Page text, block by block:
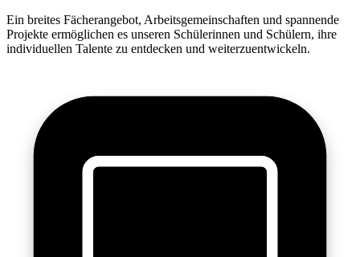
Ein breites Fächerangebot, Arbeitsgemeinschaften und spannende
Projekte ermöglichen es unseren Schülerinnen und Schülern, ihre
individuellen Talente zu entdecken und weiterzuentwickeln.